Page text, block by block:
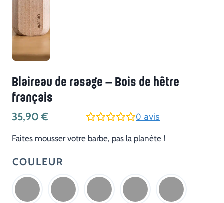
Blaireau de rasage – Bois de hêtre
français
35,90 € 0 avis
Faites mousser votre barbe, pas la planète !
COULEUR